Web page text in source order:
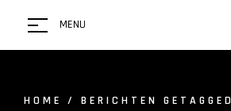
MENU
HOME
/ BERICHTEN GETAGGED